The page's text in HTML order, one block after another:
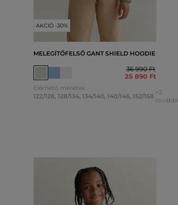
AKCIÓ -30%
MELEGÍTŐFELSŐ GANT SHIELD HOODIE
36 990 Ft
25 890 Ft
Elérhető méretek:
122/128, 128/134, 134/140, 140/146, 152/158
+2
további